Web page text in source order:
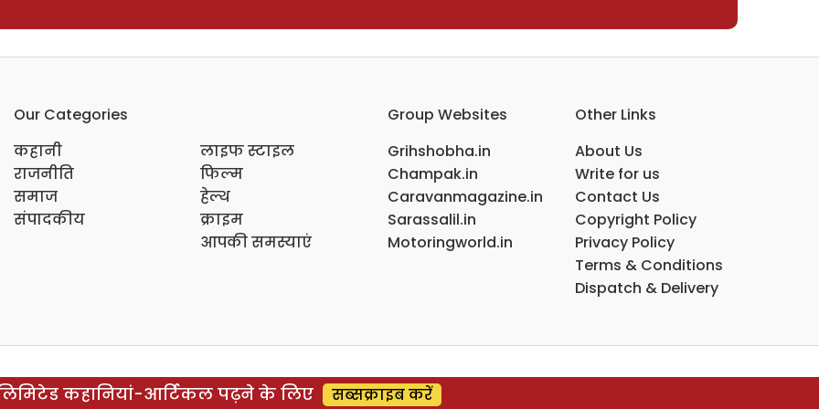
Our Categories
कहानी
राजनीति
समाज
संपादकीय
लाइफ स्टाइल
फिल्म
हेल्थ
क्राइम
आपकी समस्याएं
Group Websites
Grihshobha.in
Champak.in
Caravanmagazine.in
Sarassalil.in
Motoringworld.in
Other Links
About Us
Write for us
Contact Us
Copyright Policy
Privacy Policy
Terms & Conditions
Dispatch & Delivery
कहानियां-आर्टिकल पढ़ने के लिए सब्सक्राइब करें